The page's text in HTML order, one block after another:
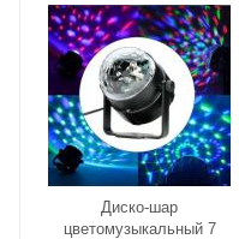
Диско-шар
цветомузыкальный 7